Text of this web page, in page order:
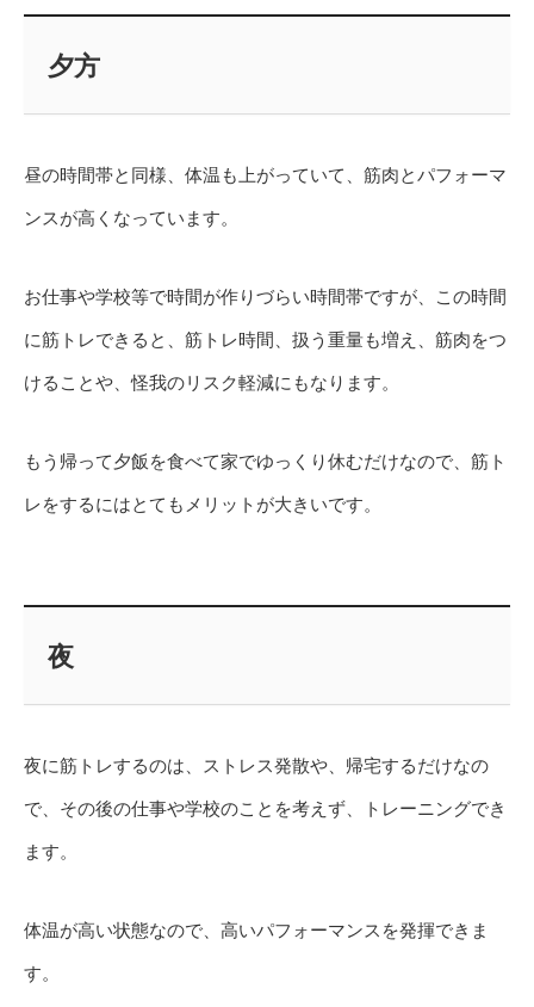
夕方
昼の時間帯と同様、体温も上がっていて、筋肉とパフォーマ
ンスが高くなっています。
お仕事や学校等で時間が作りづらい時間帯ですが、この時間
に筋トレできると、筋トレ時間、扱う重量も増え、筋肉をつ
けることや、怪我のリスク軽減にもなります。
もう帰って夕飯を食べて家でゆっくり休むだけなので、筋ト
レをするにはとてもメリットが大きいです。
夜
夜に筋トレするのは、ストレス発散や、帰宅するだけなの
で、その後の仕事や学校のことを考えず、トレーニングでき
ます。
体温が高い状態なので、高いパフォーマンスを発揮できま
す。